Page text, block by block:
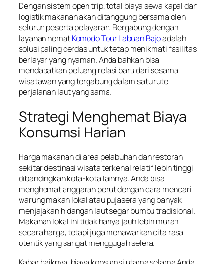
Dengan sistem open trip, total biaya sewa kapal dan
logistik makanan akan ditanggung bersama oleh
seluruh peserta pelayaran. Bergabung dengan
layanan hematKomodo Tour Labuan Bajoadalah
solusi paling cerdas untuk tetap menikmati fasilitas
berlayar yang nyaman. Anda bahkan bisa
mendapatkan peluang relasi baru dari sesama
wisatawan yang tergabung dalam satu rute
perjalanan laut yang sama.
Strategi Menghemat Biaya
Konsumsi Harian
Harga makanan di area pelabuhan dan restoran
sekitar destinasi wisata terkenal relatif lebih tinggi
dibandingkan kota-kota lainnya. Anda bisa
menghemat anggaran perut dengan cara mencari
warung makan lokal atau pujasera yang banyak
menjajakan hidangan laut segar bumbu tradisional.
Makanan lokal ini tidak hanya jauh lebih murah
secara harga, tetapi juga menawarkan cita rasa
otentik yang sangat menggugah selera.
Kabar baiknya, biaya konsumsi utama selama Anda